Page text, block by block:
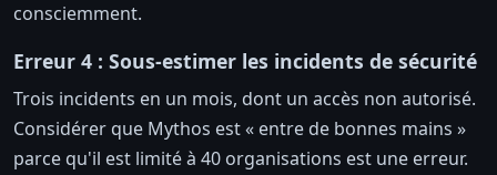
consciemment.
Erreur 4 : Sous-estimer les incidents de sécurité
Trois incidents en un mois, dont un accès non autorisé.
Considérer que Mythos est « entre de bonnes mains »
parce qu'il est limité à 40 organisations est une erreur.